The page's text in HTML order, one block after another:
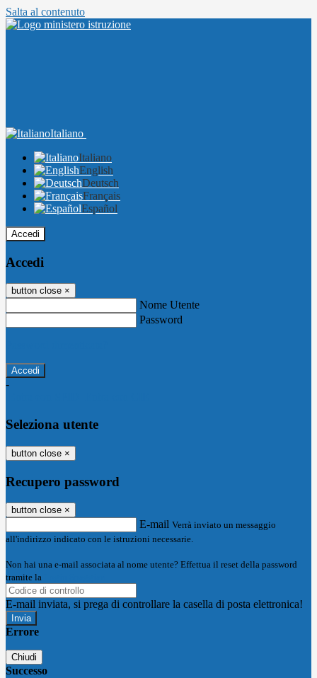
Salta al contenuto
Italiano
Italiano
English
Deutsch
Français
Español
Accedi
Accedi
button close ×
Nome Utente
Password
-
Seleziona utente
button close ×
Recupero password
button close ×
E-mail Verrà inviato un messaggio
all'indirizzo indicato con le istruzioni necessarie.
Non hai una e-mail associata al nome utente? Effettua il reset della password
tramite la
E-mail inviata, si prega di controllare la casella di posta elettronica!
Errore
Chiudi
Successo